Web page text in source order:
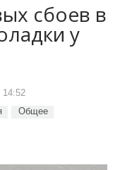
сбоев в
у
14:52
Общее